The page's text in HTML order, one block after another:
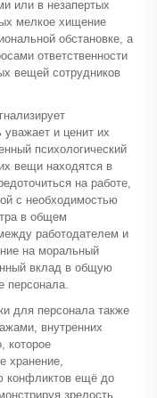
или в незапертых
мелкое хищение
обстановке, а
ответственности
вещей сотрудников
и ценит их
психологический
вещи находятся в
на работе,
с необходимостью
в общем
работодателем и
на моральный
вклад в общую
персонала.
для персонала также
внутренних
которое
хранение,
конфликтов ещё до
зрелость